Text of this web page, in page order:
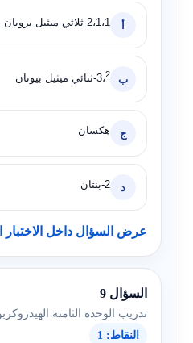
2،1،1-ثلاثي ميثيل بروبان
ب 3،2 -ثنائي ميثيل بيوتان
ج هكسان
د 2-بنتان
عرض السؤال داخل الاختبار
السؤال 9
تدريب الوحدة الثامنة
النقاط: 1